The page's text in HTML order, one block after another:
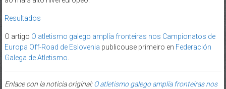
Resultados
O artigo O atletismo galego amplía fronteiras nos Campionatos de
Europa Off-Road de Eslovenia publicouse primeiro en Federación
Galega de Atletismo.
Enlace con la noticia original:O atletismo galego amplía fronteiras nos